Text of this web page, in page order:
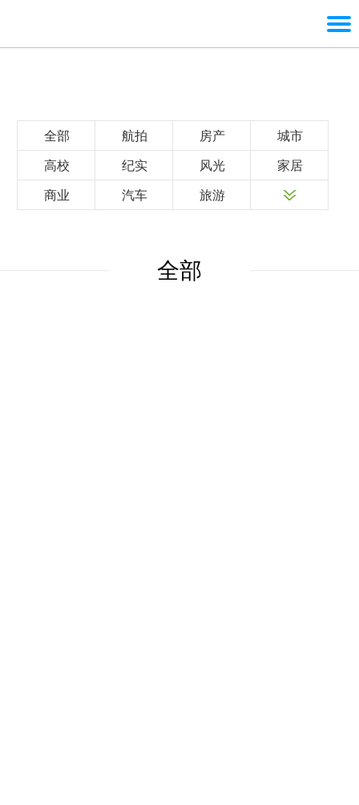
全部 航拍 房产 城市
高校 纪实 风光 家居
商业 汽车 旅游
全部